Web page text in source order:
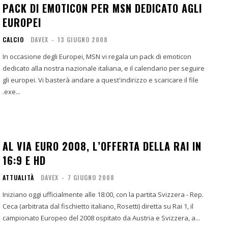
PACK DI EMOTICON PER MSN DEDICATO AGLI
EUROPEI
CALCIO DAVEX - 13 GIUGNO 2008
In occasione degli Europei, MSN vi regala un pack di emoticon
dedicato alla nostra nazionale italiana, e il calendario per seguire
gli europei. Vi basterà andare a quest'indirizzo e scaricare il file
.exe...
AL VIA EURO 2008, L’OFFERTA DELLA RAI IN
16:9 E HD
ATTUALITÀ DAVEX - 7 GIUGNO 2008
Iniziano oggi ufficialmente alle 18:00, con la partita Svizzera - Rep.
Ceca (arbitrata dal fischietto italiano, Rosetti) diretta su Rai 1, il
campionato Europeo del 2008 ospitato da Austria e Svizzera, a...